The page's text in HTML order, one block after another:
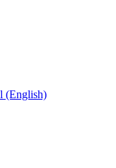
(English)